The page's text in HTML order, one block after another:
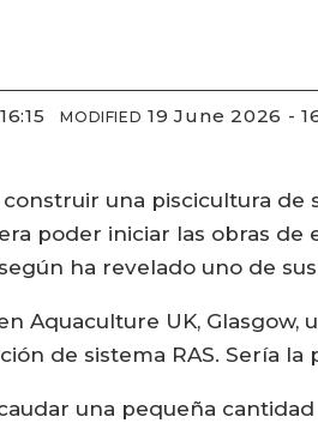
MODIFIED 19 June 2026 -
una piscicultura
poder iniciar las obras
ha revelado uno de
Aquaculture UK, Glasgow,
de sistema RAS. Sería
una pequeña